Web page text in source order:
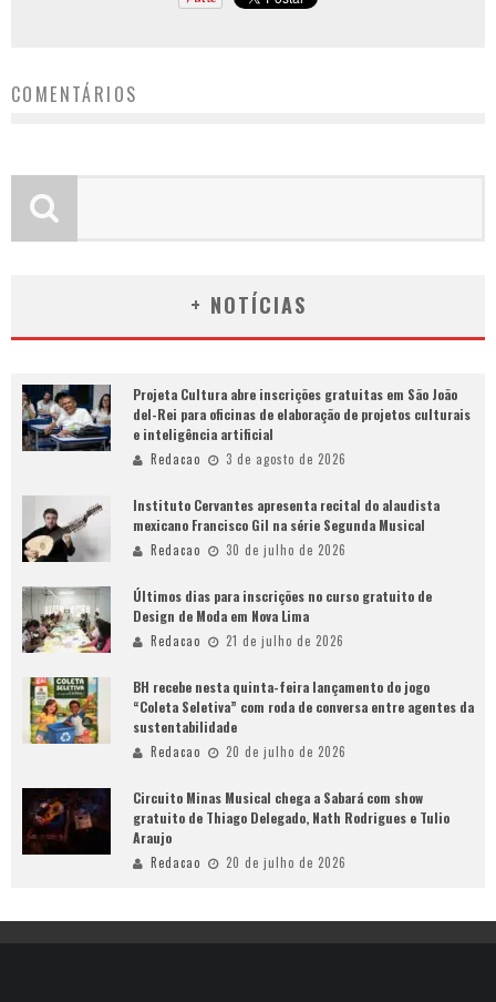
COMENTÁRIOS
+ NOTÍCIAS
Projeta Cultura abre inscrições gratuitas em São João
del-Rei para oficinas de elaboração de projetos culturais
e inteligência artificial
Redacao 3 de agosto de 2026
Instituto Cervantes apresenta recital do alaudista
mexicano Francisco Gil na série Segunda Musical
Redacao 30 de julho de 2026
Últimos dias para inscrições no curso gratuito de
Design de Moda em Nova Lima
Redacao 21 de julho de 2026
BH recebe nesta quinta-feira lançamento do jogo
“Coleta Seletiva” com roda de conversa entre agentes da
sustentabilidade
Redacao 20 de julho de 2026
Circuito Minas Musical chega a Sabará com show
gratuito de Thiago Delegado, Nath Rodrigues e Tulio
Araujo
Redacao 20 de julho de 2026